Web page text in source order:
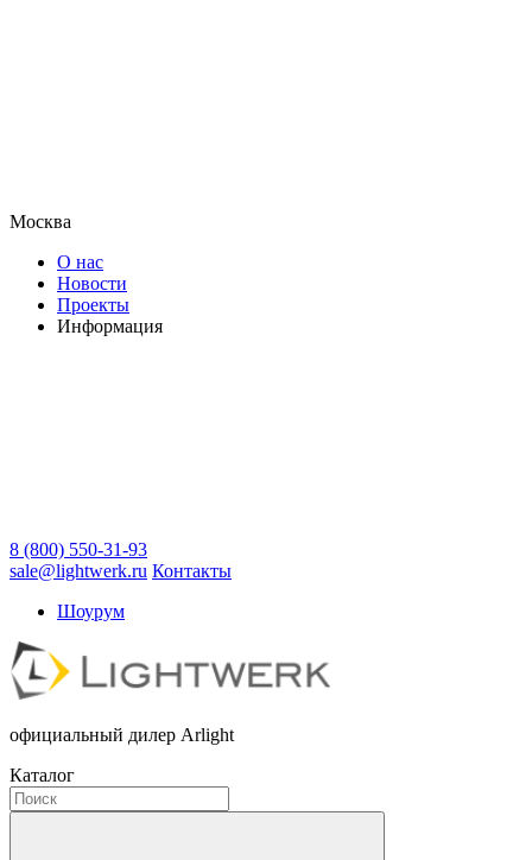
Москва
О нас
Новости
Проекты
Информация
8 (800) 550-31-93
sale@lightwerk.ru Контакты
Шоурум
официальный дилер Arlight
Каталог